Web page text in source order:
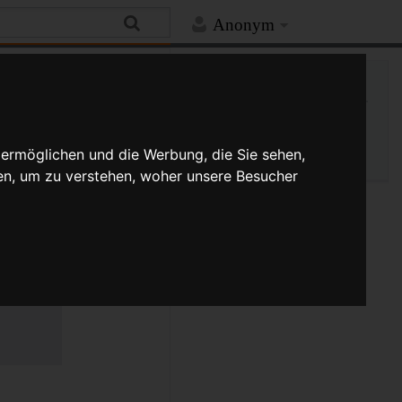
und die Werbung, die Sie sehen,
um zu verstehen, woher unsere Besucher
Anonym